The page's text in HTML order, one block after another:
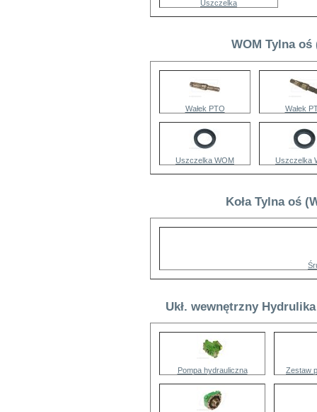
Uszczelka
WOM Tylna oś
Wałek PTO Wałek
Uszczelka WOM Uszczelka
Koła Tylna oś
Ukł. wewnętrzny
Pompa hydrauliczna Zestaw